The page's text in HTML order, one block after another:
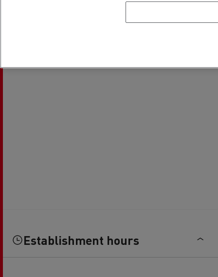
Establishment hours